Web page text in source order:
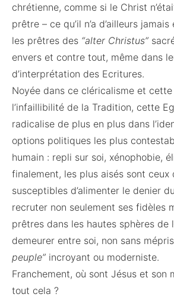
chrétienne, comme si le Christ
prêtre – ce qu’il n’a d’ailleurs
les prêtres des “alter Christus”
envers et contre tout, même dans
d’interprétation des Ecritures.
Noyée dans ce cléricalisme et
l’infaillibilité de la Tradition, cette
radicalise de plus en plus dans
options politiques les plus
humain : repli sur soi, xénophobie,
finalement, les plus aisés sont ceux
susceptibles d’alimenter le denier
recruter non seulement ses fidèles
prêtres dans les hautes sphères de
demeurer entre soi, non sans
peuple” incroyant ou moderniste.
Franchement, où sont Jésus et son
tout cela ?